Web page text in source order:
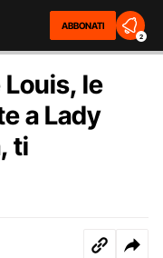
ABBONATI
2
le
a Lady
ti